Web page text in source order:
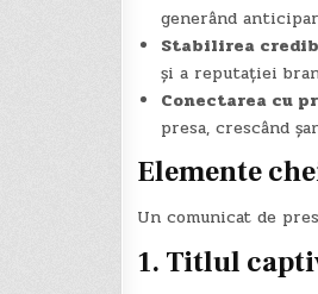
generând
Stabilirea
și a reputației
Conectarea cu
presa, crescând
Elemente
Un comunicat de
1. Titlul